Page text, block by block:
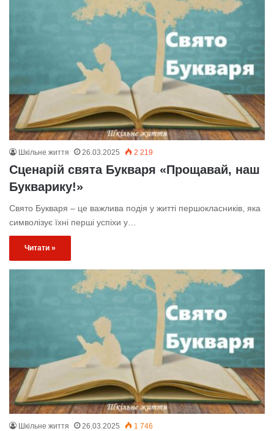
Шкільне життя 26.03.2025 2 219
Сценарій свята Букваря «Прощавай, наш
Букварику!»
Свято Букваря – це важлива подія у житті першокласників, яка
символізує їхні перші успіхи у…
Читати »
Шкільне життя 26.03.2025 1 746